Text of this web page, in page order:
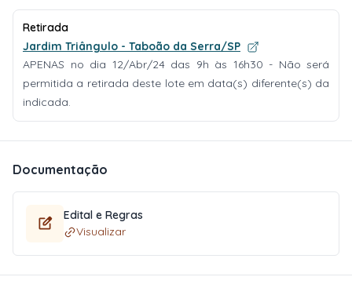
Retirada
Jardim Triângulo - Taboão da Serra/SP
APENAS no dia 12/Abr/24 das 9h às 16h30 - Não será
permitida a retirada deste lote em data(s) diferente(s) da
indicada.
Documentação
Edital e Regras
Visualizar